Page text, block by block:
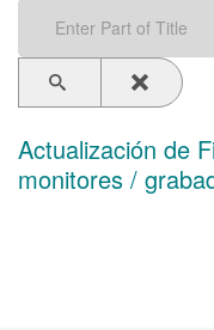
Actualización de
monitores /